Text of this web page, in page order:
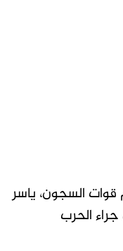
السجون، ياسر
الحرب